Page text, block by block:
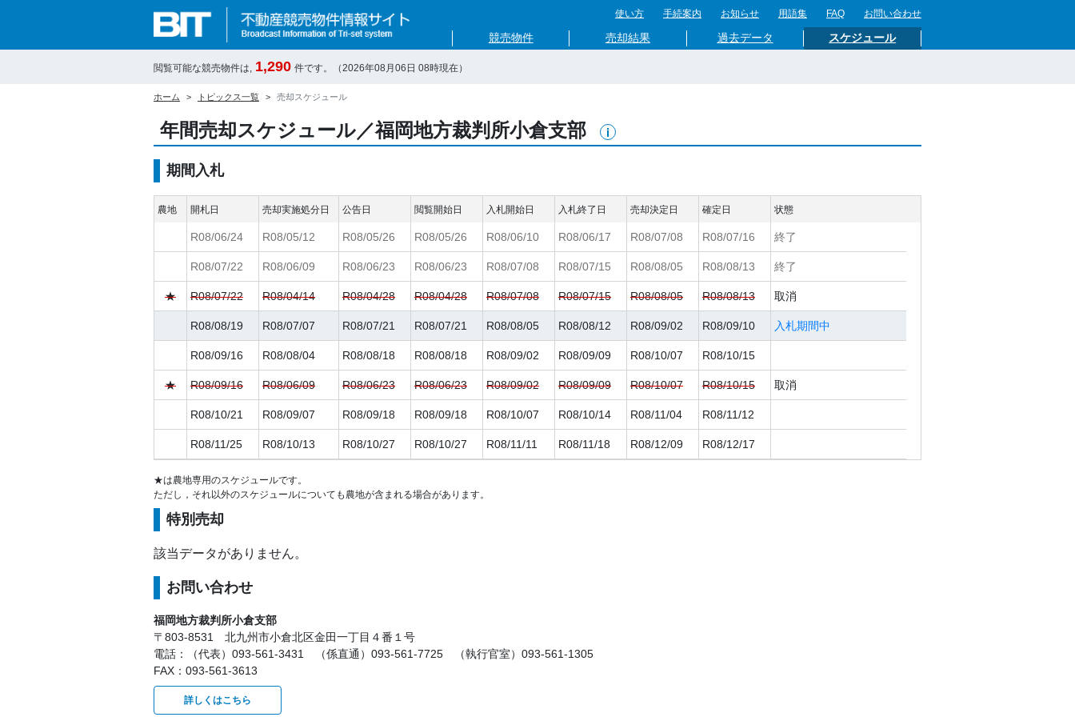
使い方 手続案内 お知らせ 用語集 FAQ お問い合わせ
競売物件 売却結果 過去データ スケジュール
閲覧可能な競売物件は, 1,290 件です。（2026年08月06日 08時現在）
ホーム トピックス一覧 売却スケジュール
年間売却スケジュール／福岡地方裁判所小倉支部
期間入札
農地 開札日 売却実施処分日 公告日 閲覧開始日 入札開始日 入札終了日 売却決定日 確定日 状態
R08/06/24 R08/05/12 R08/05/26 R08/05/26 R08/06/10 R08/06/17 R08/07/08 R08/07/16 終了
R08/07/22 R08/06/09 R08/06/23 R08/06/23 R08/07/08 R08/07/15 R08/08/05 R08/08/13 終了
★ R08/07/22 R08/04/14 R08/04/28 R08/04/28 R08/07/08 R08/07/15 R08/08/05 R08/08/13 取消
R08/08/19 R08/07/07 R08/07/21 R08/07/21 R08/08/05 R08/08/12 R08/09/02 R08/09/10 入札期間中
R08/09/16 R08/08/04 R08/08/18 R08/08/18 R08/09/02 R08/09/09 R08/10/07 R08/10/15
★ R08/09/16 R08/06/09 R08/06/23 R08/06/23 R08/09/02 R08/09/09 R08/10/07 R08/10/15 取消
R08/10/21 R08/09/07 R08/09/18 R08/09/18 R08/10/07 R08/10/14 R08/11/04 R08/11/12
R08/11/25 R08/10/13 R08/10/27 R08/10/27 R08/11/11 R08/11/18 R08/12/09 R08/12/17
R08/12/23 R08/11/10
★ R08/12/23 R08/09/07 R08/09/18 R08/09/18
R09/02/24 R09/01/12
★ R09/02/24
R09/03/24 R09/02/08
R09/04/21 R09/03/09 R09/03/23 R09/03/23 R09/04/07 R09/04/14
R09/02/08
★は農地専用のスケジュールです。
ただし，それ以外のスケジュールについても農地が含まれる場合があります。
特別売却
該当データがありません。
お問い合わせ
福岡地方裁判所小倉支部
〒803-8531 北九州市小倉北区金田一丁目４番１号
電話：（代表）093-561-3431 （係直通）093-561-7725 （執行官室）093-561-1305
FAX：093-561-3613
詳しくはこちら